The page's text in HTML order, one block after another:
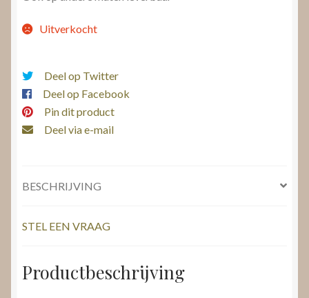
Uitverkocht
Deel op Twitter
Deel op Facebook
Pin dit product
Deel via e-mail
BESCHRIJVING
STEL EEN VRAAG
Productbeschrijving